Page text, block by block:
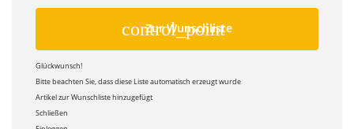
control_point
Zur Wunschliste
Glückwunsch!
Bitte beachten Sie, dass diese Liste automatisch erzeugt wurde
Artikel zur Wunschliste hinzugefügt
Schließen